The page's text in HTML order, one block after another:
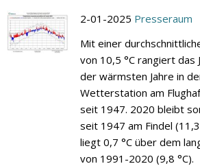
2-01-2025 Presseraum
Mit einer
von 10,5 °C rangiert das
der wärmsten Jahre in
Wetterstation am
seit 1947. 2020 bleibt
seit 1947 am Findel
liegt 0,7 °C über dem
von 1991-2020 (9,8 °C).